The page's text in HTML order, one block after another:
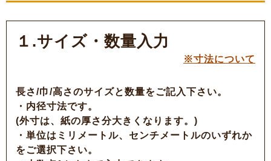
１.サイズ・数量入力
※寸法について
長さ/巾/高さのサイズと数量をご記入下さい。
・内径寸法です。
(外寸は、紙の厚さ分大きくなります。)
・単位はミリメートル、センチメートルのいずれか
をご選択下さい。